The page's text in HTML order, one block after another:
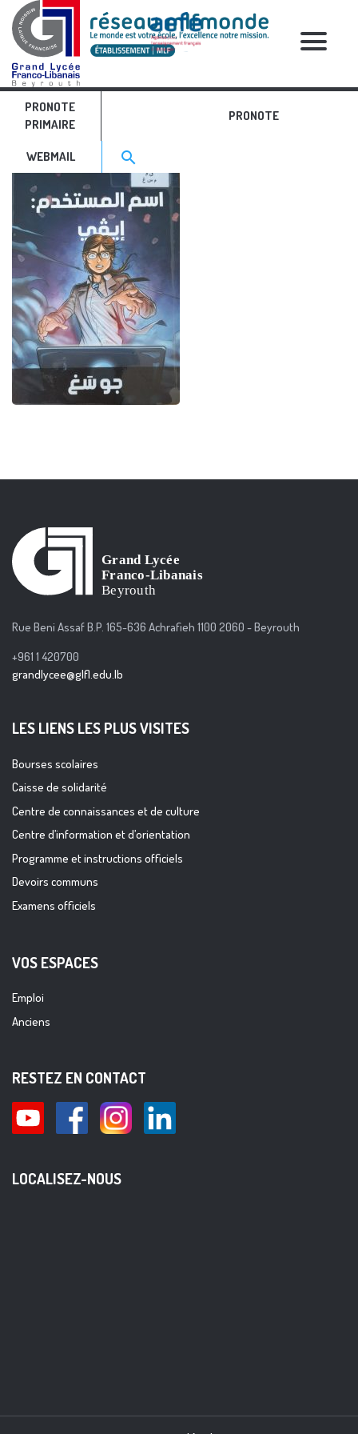
PRONOTE
PRIMAIRE
PRONOTE
WEBMAIL Search for:>
search
RELATIVE POSTS
BDL 2
Rue Beni Assaf B.P. 165-636 Achrafieh 1100 2060 - Beyrouth
+961 1 420700
grandlycee@glfl.edu.lb
LES LIENS LES PLUS VISITES
Bourses scolaires
Caisse de solidarité
Centre de connaissances et de culture
Centre d’information et d’orientation
Programme et instructions officiels
Devoirs communs
Examens officiels
VOS ESPACES
Emploi
Anciens
RESTEZ EN CONTACT
LOCALISEZ-NOUS